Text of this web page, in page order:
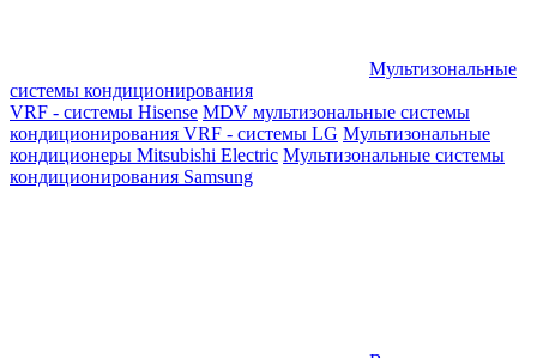
Мультизональные
системы кондиционирования
VRF - системы Hisense MDV мультизональные системы
кондиционирования VRF - системы LG Мультизональные
кондиционеры Mitsubishi Electric Мультизональные системы
кондиционирования Samsung